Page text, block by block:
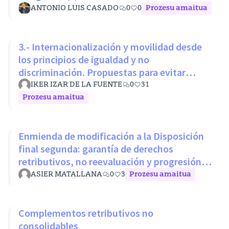
ANTONIO LUIS CASADO 0 0 Prozesu amaitua
3.- Internacionalización y movilidad desde
los principios de igualdad y no
discriminación. Propuestas para evitar
desigualdades estructurales
IKER IZAR DE LA FUENTE 0
31
Prozesu amaitua
Enmienda de modificación a la Disposición
final segunda: garantía de derechos
retributivos, no reevaluación y progresión
sin penalización
ASIER MATALLANA 0 3 Prozesu amaitua
Complementos retributivos no
consolidables